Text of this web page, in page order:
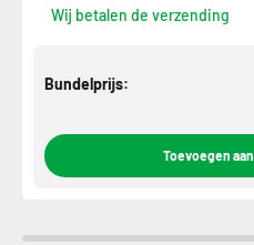
Wij betalen de verzending
Bundelprijs:
Toevoegen